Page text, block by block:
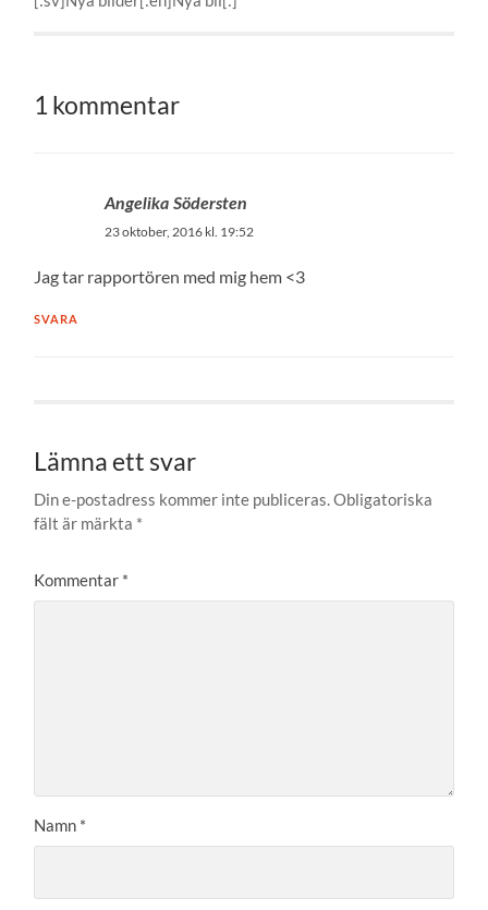
1 kommentar
Angelika Södersten
23 oktober, 2016 kl. 19:52
Jag tar rapportören med mig hem <3
SVARA
Lämna ett svar
Din e-postadress kommer inte publiceras. Obligatoriska
fält är märkta *
Kommentar *
Namn *